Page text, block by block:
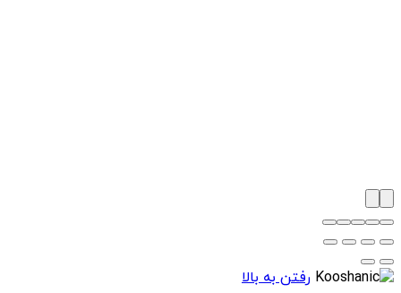
رفتن به بالا